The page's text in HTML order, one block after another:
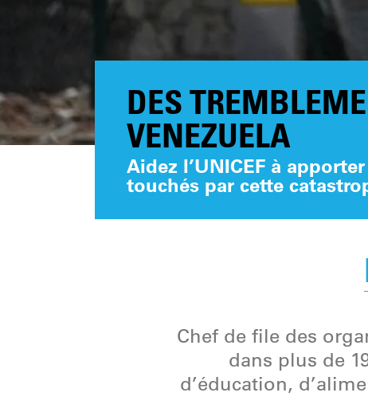
DES
VENEZUELA
Aidez l’UNICEF à
touchés par cette
Chef de file des
dans plus de
d’éducation,